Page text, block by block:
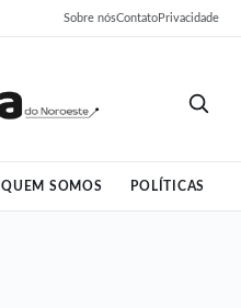
Sobre nósContatoPrivacidade
QUEM SOMOS POLÍTICAS